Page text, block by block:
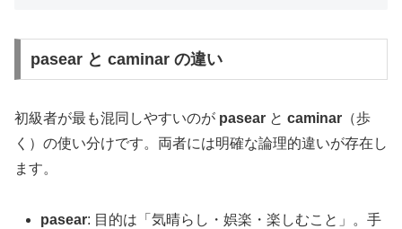
pasear と caminar の違い
初級者が最も混同しやすいのが pasear と caminar （歩
く）の使い分けです。両者には明確な論理的違いが存在し
ます。
pasear: 目的は「気晴らし・娯楽・楽しむこと」。手